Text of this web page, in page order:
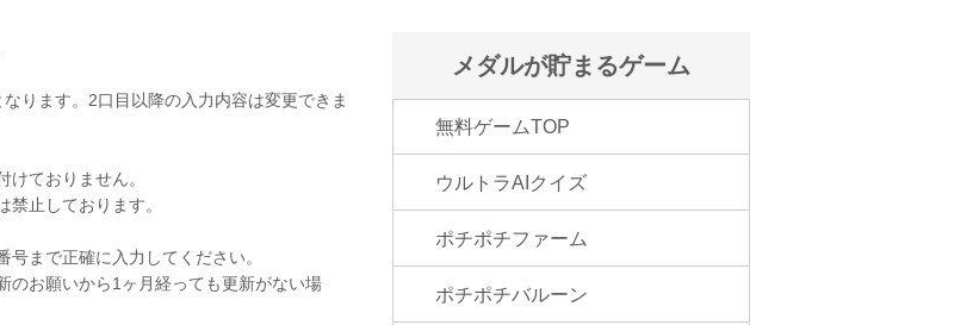
ります。2口目以降の入力内容は変更できま
ておりません。
止しております。
まで正確に入力してください。
のお願いから1ヶ月経っても更新がない場
メダルが貯まるゲーム
無料ゲームTOP
ウルトラAIクイズ
ポチポチファーム
ポチポチバルーン